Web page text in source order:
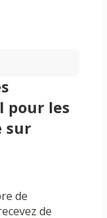
pour les
sur
de
de